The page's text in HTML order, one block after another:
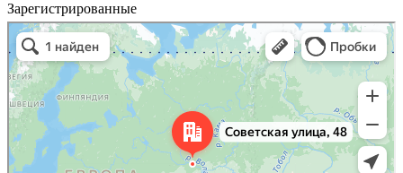
Зарегистрированные